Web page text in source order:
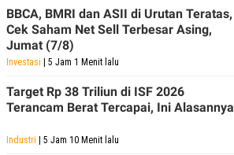
E
D
I
A
.
SITEMAPPROFILETERM
BBCA, BMRI dan ASII di Urutan Teratas,
Cek Saham Net Sell Terbesar Asing,
Jumat (7/8)
Investasi | 5 Jam 1 Menit lalu
Target Rp 38 Triliun di ISF 2026
Terancam Berat Tercapai, Ini Alasannya
Industri | 5 Jam 10 Menit lalu